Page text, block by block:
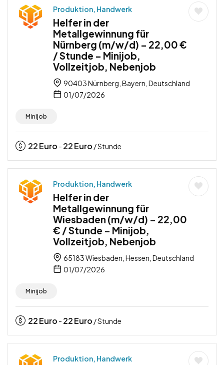
Produktion, Handwerk
Helfer in der
Metallgewinnung für
Nürnberg (m/w/d) – 22,00 €
/ Stunde – Minijob,
Vollzeitjob, Nebenjob
90403 Nürnberg, Bayern, Deutschland
01/07/2026
Minijob
22Euro - 22Euro / Stunde
Produktion, Handwerk
Helfer in der
Metallgewinnung für
Wiesbaden (m/w/d) – 22,00
€ / Stunde – Minijob,
Vollzeitjob, Nebenjob
65183 Wiesbaden, Hessen, Deutschland
01/07/2026
Minijob
22Euro - 22Euro / Stunde
Produktion, Handwerk